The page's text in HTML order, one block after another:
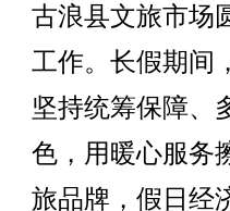
古浪县文旅市场
工作。长假期间
坚持统筹保障、
色，用暖心服务
旅品牌，假日经